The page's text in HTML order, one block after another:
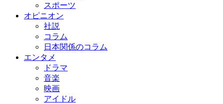
スポーツ
オピニオン
社説
コラム
日本関係のコラム
エンタメ
ドラマ
音楽
映画
アイドル